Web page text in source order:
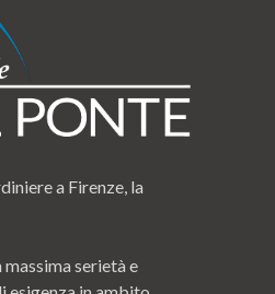
a Firenze, la
serietà e